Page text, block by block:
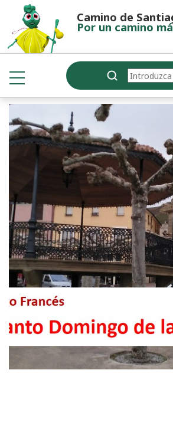
Pasar al contenido principal
Camino de
Por un camino
Buscar